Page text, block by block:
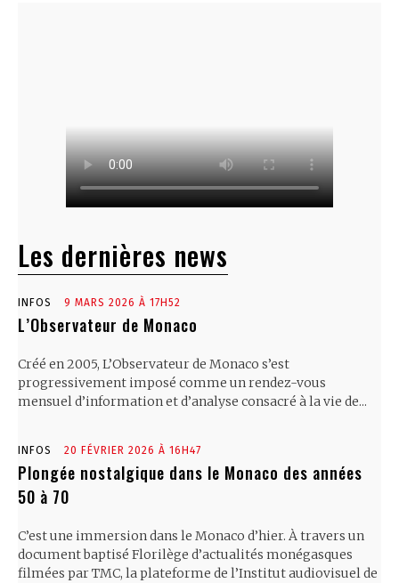
Les dernières news
INFOS 9 MARS 2026 À 17H52
L’Observateur de Monaco
Créé en 2005, L’Observateur de Monaco s’est
progressivement imposé comme un rendez-vous
mensuel d’information et d’analyse consacré à la vie de...
INFOS 20 FÉVRIER 2026 À 16H47
Plongée nostalgique dans le Monaco des années
50 à 70
C’est une immersion dans le Monaco d’hier. À travers un
document baptisé Florilège d’actualités monégasques
filmées par TMC, la plateforme de l’Institut audiovisuel de